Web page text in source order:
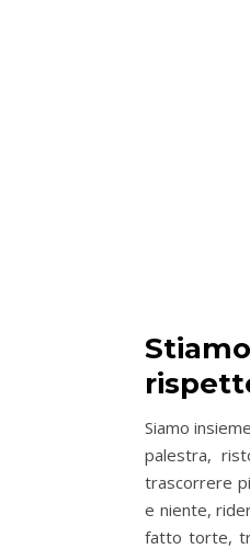
Siamo
palestra,
trascorrere
e niente,
fatto torte,